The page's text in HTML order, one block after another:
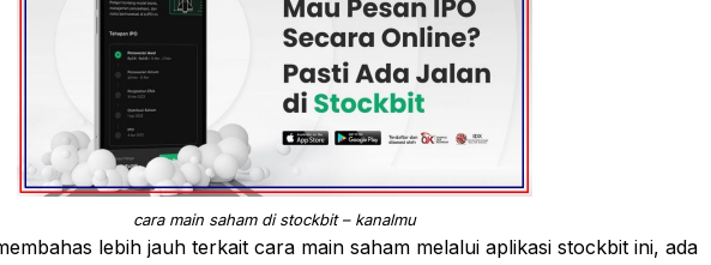
cara main saham di stockbit – kanalmu
lebih jauh terkait cara main saham melalui aplikasi stockbit ini, ada